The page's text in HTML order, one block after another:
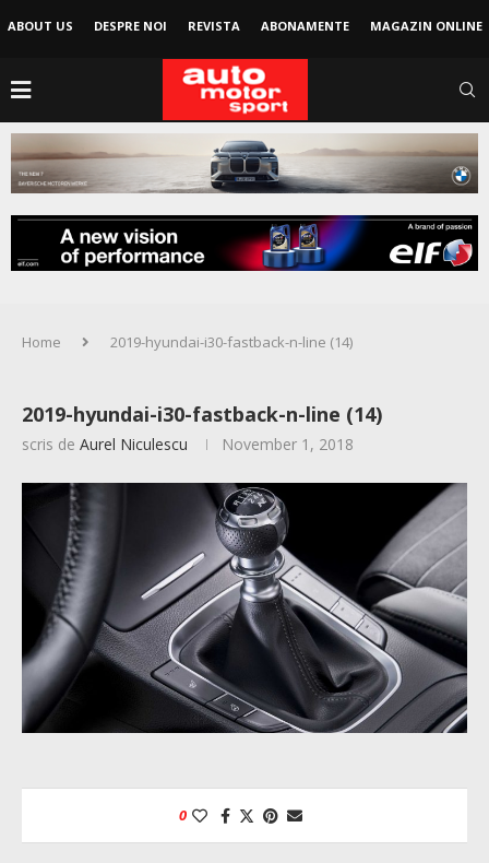
ABOUT US DESPRE NOI REVISTA ABONAMENTE MAGAZIN ONLINE
Home 2019-hyundai-i30-fastback-n-line (14)
2019-hyundai-i30-fastback-n-line (14)
scris de Aurel Niculescu November 1, 2018
0